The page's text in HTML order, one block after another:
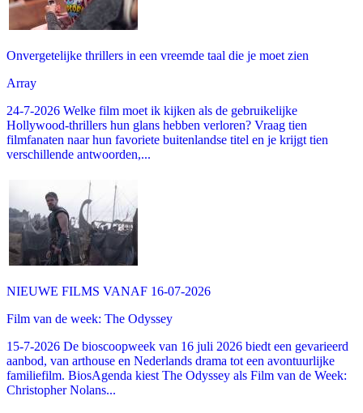
Onvergetelijke thrillers in een vreemde taal die je moet zien
Array
24-7-2026 Welke film moet ik kijken als de gebruikelijke
Hollywood-thrillers hun glans hebben verloren? Vraag tien
filmfanaten naar hun favoriete buitenlandse titel en je krijgt tien
verschillende antwoorden,...
NIEUWE FILMS VANAF 16-07-2026
Film van de week: The Odyssey
15-7-2026 De bioscoopweek van 16 juli 2026 biedt een gevarieerd
aanbod, van arthouse en Nederlands drama tot een avontuurlijke
familiefilm. BiosAgenda kiest The Odyssey als Film van de Week:
Christopher Nolans...